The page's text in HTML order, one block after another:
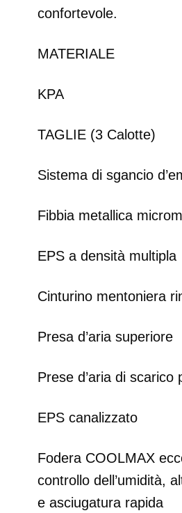
confortevole.
MATERIALE
KPA
TAGLIE (3 Calotte)
Sistema di sgancio
Fibbia metallica
EPS a densità multipla
Cinturino mentoniera
Presa d’aria superiore
Prese d’aria di scarico
EPS canalizzato
Fodera COOLMAX
controllo dell’umidità,
e asciugatura rapida